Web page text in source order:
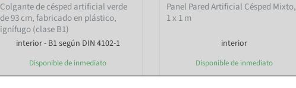
Colgante de césped artificial verde
de 93 cm, fabricado en plástico,
ignífugo (clase B1)
interior - B1 según DIN 4102-1
Disponible de inmediato
Panel Pared Artificial Césped Mixto,
1 x 1 m
interior
Disponible de inmediato